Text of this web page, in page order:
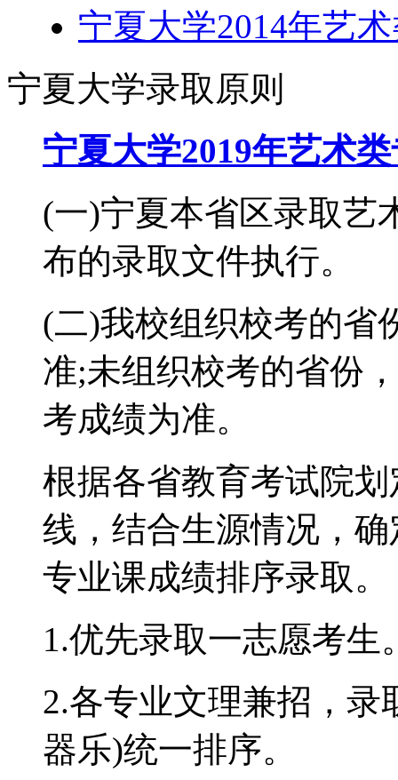
宁夏大学2014年艺
宁夏大学录取原则
宁夏大学2019年艺术
(一)宁夏本省区录取艺
布的录取文件执行。
(二)我校组织校考的省
准;未组织校考的省份
考成绩为准。
根据各省教育考试院
线，结合生源情况，
专业课成绩排序录取。
1.优先录取一志愿考生
2.各专业文理兼招，
器乐)统一排序。